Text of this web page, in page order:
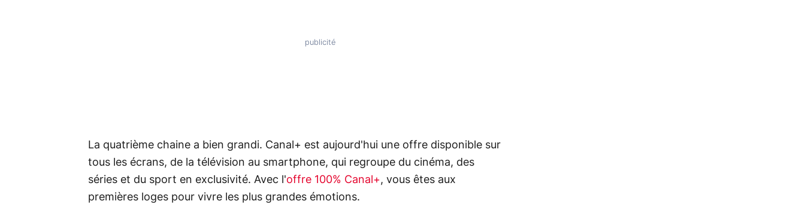
La quatrième chaine a bien grandi. Canal+ est aujourd'hui une offre disponible sur
tous les écrans, de la télévision au smartphone, qui regroupe du cinéma, des
séries et du sport en exclusivité. Avec l'offre 100% Canal+, vous êtes aux
premières loges pour vivre les plus grandes émotions.